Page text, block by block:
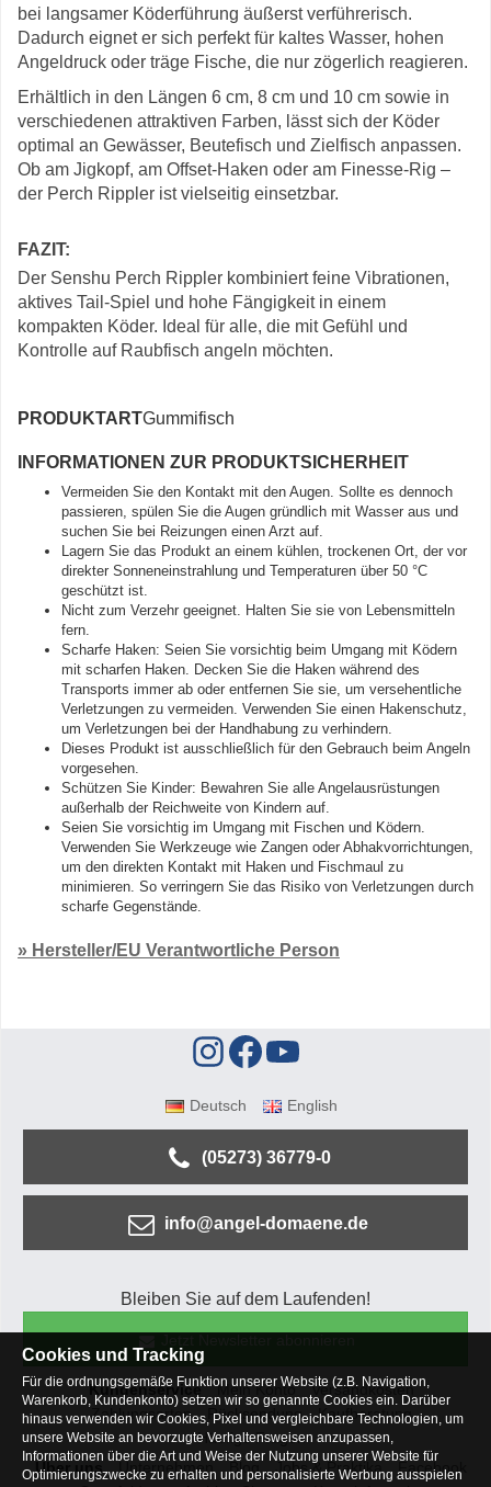
bei langsamer Köderführung äußerst verführerisch.
Dadurch eignet er sich perfekt für kaltes Wasser, hohen
Angeldruck oder träge Fische, die nur zögerlich reagieren.
Erhältlich in den Längen 6 cm, 8 cm und 10 cm sowie in
verschiedenen attraktiven Farben, lässt sich der Köder
optimal an Gewässer, Beutefisch und Zielfisch anpassen.
Ob am Jigkopf, am Offset-Haken oder am Finesse-Rig –
der Perch Rippler ist vielseitig einsetzbar.
FAZIT:
Der Senshu Perch Rippler kombiniert feine Vibrationen,
aktives Tail-Spiel und hohe Fängigkeit in einem
kompakten Köder. Ideal für alle, die mit Gefühl und
Kontrolle auf Raubfisch angeln möchten.
PRODUKTARTGummifisch
INFORMATIONEN ZUR PRODUKTSICHERHEIT
Vermeiden Sie den Kontakt mit den Augen. Sollte es dennoch
passieren, spülen Sie die Augen gründlich mit Wasser aus und
suchen Sie bei Reizungen einen Arzt auf.
Lagern Sie das Produkt an einem kühlen, trockenen Ort, der vor
direkter Sonneneinstrahlung und Temperaturen über 50 °C
geschützt ist.
Nicht zum Verzehr geeignet. Halten Sie sie von Lebensmitteln
fern.
Scharfe Haken: Seien Sie vorsichtig beim Umgang mit Ködern
mit scharfen Haken. Decken Sie die Haken während des
Transports immer ab oder entfernen Sie sie, um versehentliche
Verletzungen zu vermeiden. Verwenden Sie einen Hakenschutz,
um Verletzungen bei der Handhabung zu verhindern.
Dieses Produkt ist ausschließlich für den Gebrauch beim Angeln
vorgesehen.
Schützen Sie Kinder: Bewahren Sie alle Angelausrüstungen
außerhalb der Reichweite von Kindern auf.
Seien Sie vorsichtig im Umgang mit Fischen und Ködern.
Verwenden Sie Werkzeuge wie Zangen oder Abhakvorrichtungen,
um den direkten Kontakt mit Haken und Fischmaul zu
minimieren. So verringern Sie das Risiko von Verletzungen durch
scharfe Gegenstände.
» Hersteller/EU Verantwortliche Person
Deutsch English
(05273) 36779-0
info@angel-domaene.de
Bleiben Sie auf dem Laufenden!
Kundenservice Mein Konto
Versandkosten
Zahlungsarten
Rücksendung
Kaufberatung
Häufige Fragen
Über uns
Unternehmen Blog Jobs & Praktika
Facebook
Cookies und Tracking
Für die ordnungsgemäße Funktion unserer Website (z.B. Navigation,
Warenkorb, Kundenkonto) setzen wir so genannte Cookies ein. Darüber
hinaus verwenden wir Cookies, Pixel und vergleichbare Technologien, um
unsere Website an bevorzugte Verhaltensweisen anzupassen,
Informationen über die Art und Weise der Nutzung unserer Website für
Optimierungszwecke zu erhalten und personalisierte Werbung ausspielen